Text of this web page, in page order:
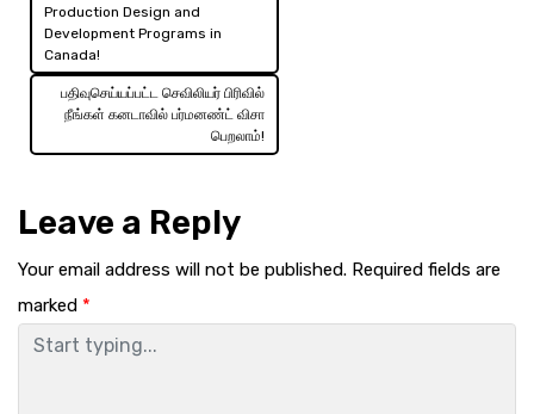
Post
navigation
Production Design and
Development Programs in
Canada!
பதிவுசெய்யப்பட்ட செவிலியர் பிரிவில்
நீங்கள் கனடாவில் பர்மனண்ட் விசா
பெறலாம்!
Leave a Reply
Your email address will not be published. Required fields are
marked *